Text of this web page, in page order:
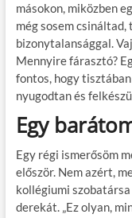
másokon, miközben
még sosem
bizonytalansággal.
Mennyire fárasztó?
fontos, hogy
nyugodtan és
Egy
Egy régi ismerősöm
először. Nem azért,
kollégiumi
derekát. „Ez olyan,